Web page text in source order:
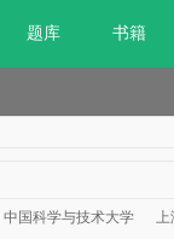
题库 书籍
中国科学与技术大学 上